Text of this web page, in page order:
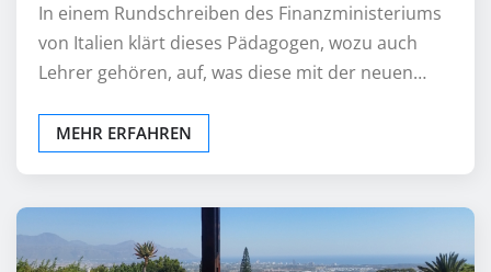
In einem Rundschreiben des Finanzministeriums
von Italien klärt dieses Pädagogen, wozu auch
Lehrer gehören, auf, was diese mit der neuen…
MEHR ERFAHREN